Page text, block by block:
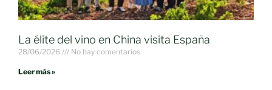
La élite del vino en China visita España
28/06/2026 No hay comentarios
Leer más »